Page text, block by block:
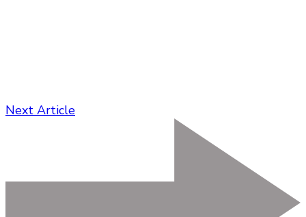
Next Article